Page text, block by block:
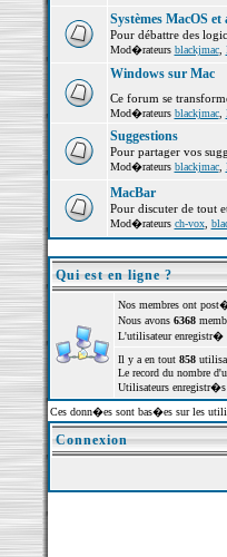
Systèmes MacOS
Pour débattre des
Mod�rateurs blackjmac,
Windows sur Mac
Ce forum se
Mod�rateurs blackjmac,
Suggestions
Pour partager vos
Mod�rateurs blackjmac,
MacBar
Pour discuter de tout
Mod�rateurs ch-vox,
Qui est en ligne ?
Nos membres ont
Nous avons 6368
L'utilisateur enregistr�
Il y a en tout 858
Le record du nombre
Utilisateurs enregistr�s
Ces donn�es sont bas�es sur les
Connexion